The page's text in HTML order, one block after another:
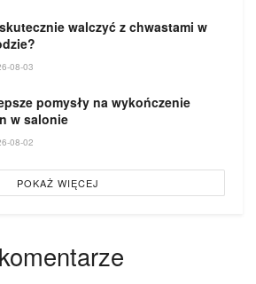
walczyć z chwastami w
08-03
pomysły na wykończenie
w salonie
08-02
POKAŻ WIĘCEJ